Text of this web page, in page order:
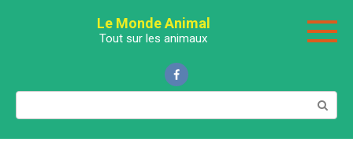
Le Monde Animal
Tout sur les animaux
Поиск: